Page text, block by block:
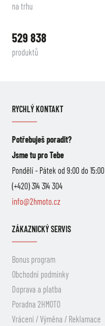
na trhu
529 838
produktů
RYCHLÝ KONTAKT
Potřebuješ poradit?
Jsme tu pro Tebe
Pondělí - Pátek od 9:00 do 15:00
(+420) 314 314 304
info@2hmoto.cz
ZÁKAZNICKÝ SERVIS
Bonus program
Obchodní podmínky
Doprava a platba
Poradna 2HMOTO
Vrácení / Výměna / Reklamace